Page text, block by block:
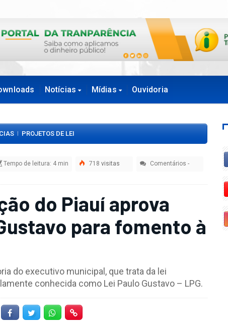
Notícias Mídias Ouvidoria
PROJETOS DE LEI
Tempo de leitura: 4 min 718visitas Comentários -
do Piauí aprova
para fomento à
do executivo municipal, que trata da lei
conhecida como Lei Paulo Gustavo – LPG.
FacebookTwitter Whatsapp